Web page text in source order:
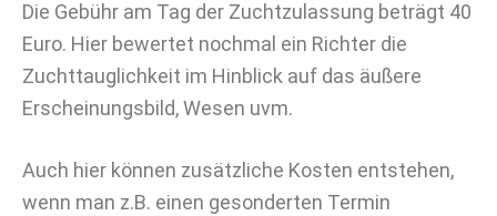
Die Gebühr am Tag der Zuchtzulassung beträgt 40
Euro. Hier bewertet nochmal ein Richter die
Zuchttauglichkeit im Hinblick auf das äußere
Erscheinungsbild, Wesen uvm.
Auch hier können zusätzliche Kosten entstehen,
wenn man z.B. einen gesonderten Termin